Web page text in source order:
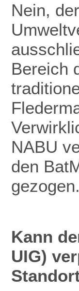
Nein,
Bereich
NABU
den
gezogen.
Kann
UIG)